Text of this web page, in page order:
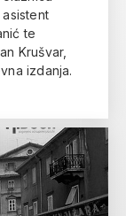
te
Krušvar,
izdanja.